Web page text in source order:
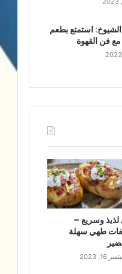
استمتع بطعم
فن القهوة
لذيذ وسريع –
طهي سهلة
16, 2023